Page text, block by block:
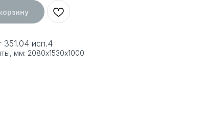
351.04 исп.4
мм: 2080х1530х1000